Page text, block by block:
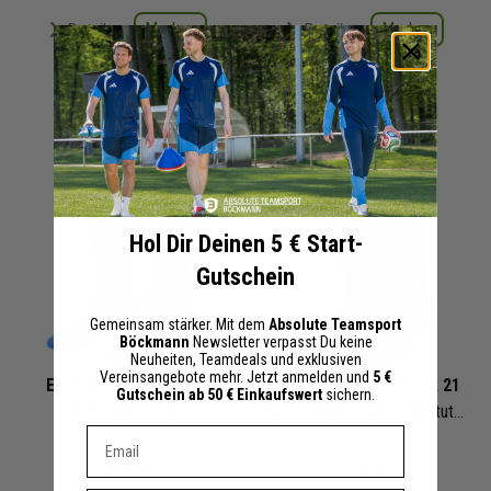
Details Merken
+ 59 Interessenten
Details Merken
+ 54 Interessenten
Erima Fussballsocken
3,90 €
adidas Socken adisock 21
Herren Damen | Sockenstutzen
5,20 €
Hol Dir Deinen 5 € Start-
Gutschein
Gemeinsam stärker. Mit dem Absolute Teamsport
Böckmann Newsletter verpasst Du keine
Neuheiten, Teamdeals und exklusiven
Vereinsangebote mehr. Jetzt anmelden und 5 €
Gutschein ab 50 € Einkaufswert sichern.
Dein E-mail Adresse